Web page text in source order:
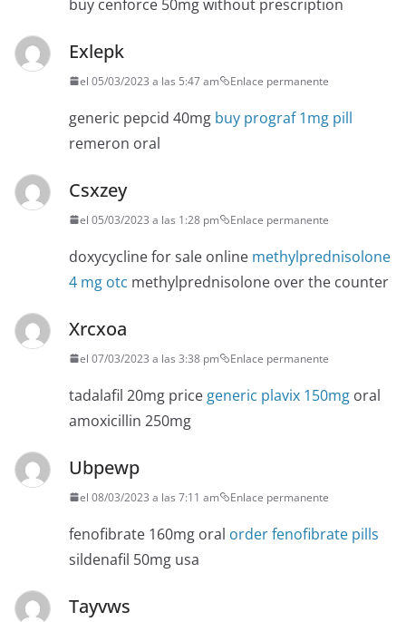
buy cenforce 50mg without prescription
Exlepk
el 05/03/2023 a las 5:47 am Enlace permanente
generic pepcid 40mg buy prograf 1mg pill
remeron oral
Csxzey
el 05/03/2023 a las 1:28 pm Enlace permanente
doxycycline for sale online methylprednisolone
4 mg otc methylprednisolone over the counter
Xrcxoa
el 07/03/2023 a las 3:38 pm Enlace permanente
tadalafil 20mg price generic plavix 150mg oral
amoxicillin 250mg
Ubpewp
el 08/03/2023 a las 7:11 am Enlace permanente
fenofibrate 160mg oral order fenofibrate pills
sildenafil 50mg usa
Tayvws